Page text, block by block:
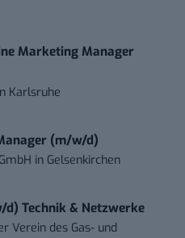
Marketing Manager
Karlsruhe
(m/w/d)
in Gelsenkirchen
Technik & Netzwerke
Verein des Gas- und